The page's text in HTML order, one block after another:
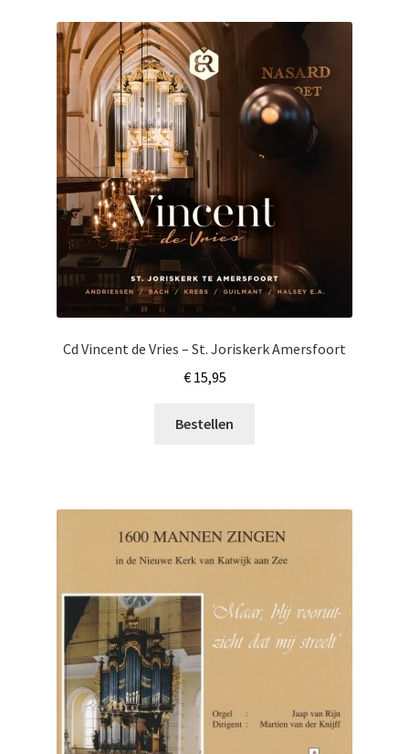
Cd Vincent de Vries – St. Joriskerk Amersfoort
€15,95
Bestellen